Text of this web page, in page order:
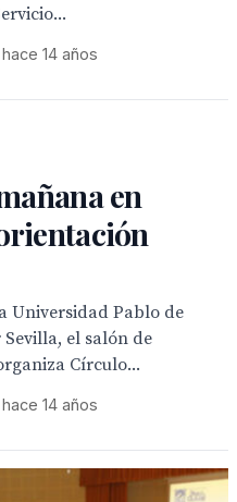
hace 14 años
en
Universidad Pablo de
el salón de
Círculo...
hace 14 años